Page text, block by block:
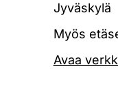
Jyväskylä
Myös
Avaa